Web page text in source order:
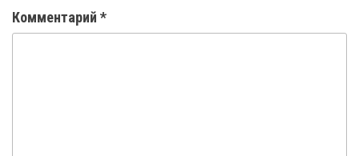
Комментарий *